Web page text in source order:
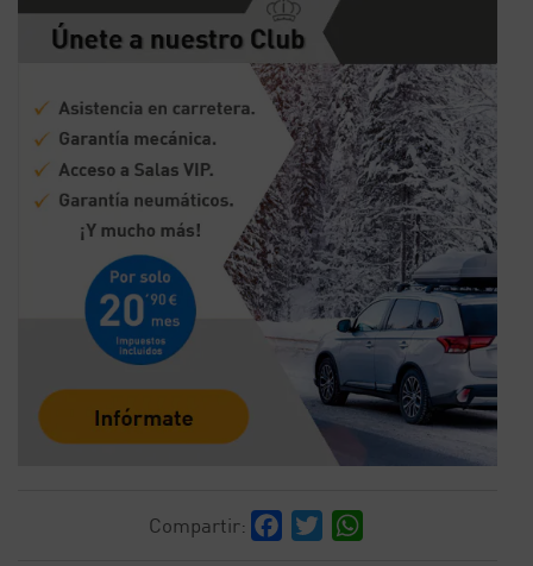
Compartir: Facebook
Twitter